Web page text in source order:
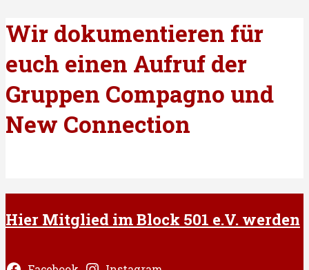
Wir dokumentieren für
euch einen Aufruf der
Gruppen Compagno und
New Connection
Hier Mitglied im Block 501 e.V. werden